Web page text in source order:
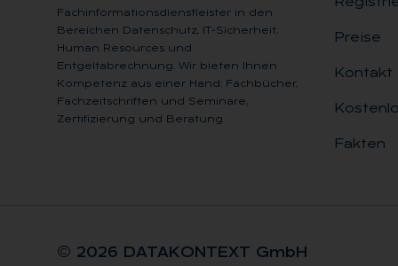
Fachinformationsdienstleister in den
Bereichen Datenschutz, IT-Sicherheit,
Human Resources und
Entgeltabrechnung. Wir bieten Ihnen
Kompetenz aus einer Hand: Fachbücher,
Fachzeitschriften und Seminare,
Zertifizierung und Beratung.
Preise
Kontakt
Fakten
© 2026 DA­TA­KON­TEXT GmbH